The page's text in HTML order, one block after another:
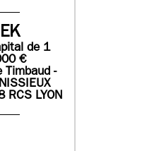
de 1
€
Timbaud -
LYON